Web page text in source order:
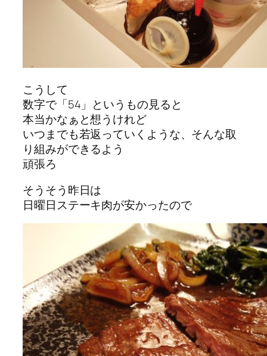
こうして
数字で「54」というもの見ると
本当かなぁと想うけれど
いつまでも若返っていくような、そんな取
り組みができるよう
頑張ろ
そうそう昨日は
日曜日ステーキ肉が安かったので